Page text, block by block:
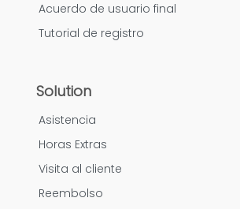
Acuerdo de usuario final
Tutorial de registro
Solution
Asistencia
Horas Extras
Visita al cliente
Reembolso